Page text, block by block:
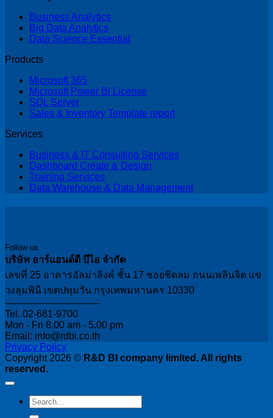
Business Analytics
Big Data Analytics
Data Science Essential
Products
Microsoft 365
Microsoft Power BI License
SQL Server
Sales & Inventory Template report
Services
Business & IT Consulting Services
Dashboard Create & Design
Training Services
Data Warehouse & Data Management
Follow us
บริษัท อาร์แอนด์ดี บีไอ จำกัด
เลขที่ 25 อาคารอัลม่าลิงค์ ชั้น 17 ซอยชิดลม ถนนเพลินจิต แข
วงลุมพินี เขตปทุมวัน กรุงเทพมหานคร 10330
-------------------------------
Tel. 02-681-9700
Mon - Fri 8.00 am - 5.00 pm
Email: info@rdbi.co.th
Privacy Policy
Copyright 2026 © R&D BI company limited. All rights
reserved.